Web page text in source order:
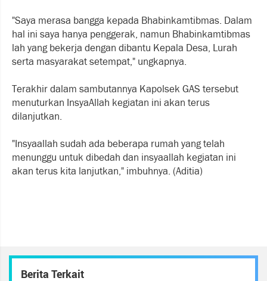
"Saya merasa bangga kepada Bhabinkamtibmas. Dalam
hal ini saya hanya penggerak, namun Bhabinkamtibmas
lah yang bekerja dengan dibantu Kepala Desa, Lurah
serta masyarakat setempat," ungkapnya.
Terakhir dalam sambutannya Kapolsek GAS tersebut
menuturkan InsyaAllah kegiatan ini akan terus
dilanjutkan.
"Insyaallah sudah ada beberapa rumah yang telah
menunggu untuk dibedah dan insyaallah kegiatan ini
akan terus kita lanjutkan," imbuhnya. (Aditia)
Berita Terkait